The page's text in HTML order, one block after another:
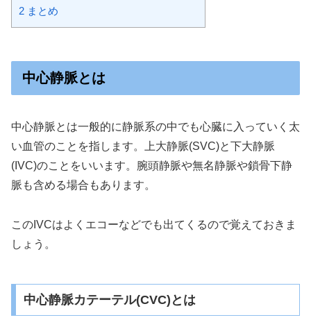
2 まとめ
中心静脈とは
中心静脈とは一般的に静脈系の中でも心臓に入っていく太
い血管のことを指します。上大静脈(SVC)と下大静脈
(IVC)のことをいいます。腕頭静脈や無名静脈や鎖骨下静
脈も含める場合もあります。
このIVCはよくエコーなどでも出てくるので覚えておきま
しょう。
中心静脈カテーテル(CVC)とは